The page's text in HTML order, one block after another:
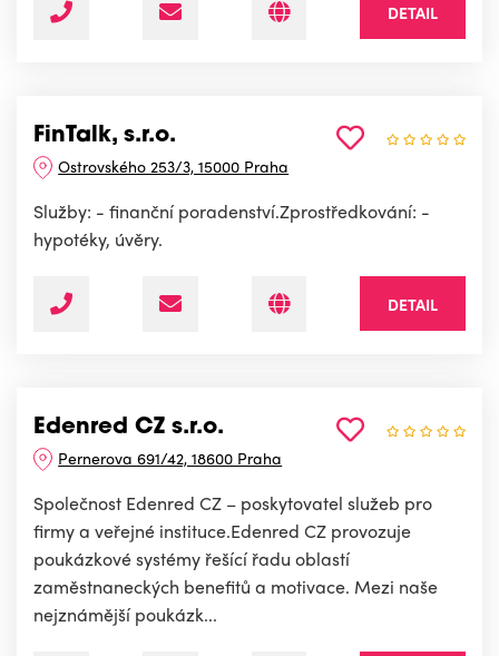
DETAIL
FinTalk, s.r.o.
Ostrovského 253/3, 15000 Praha
Služby: - finanční poradenství.Zprostředkování: -
hypotéky, úvěry.
DETAIL
Edenred CZ s.r.o.
Pernerova 691/42, 18600 Praha
Společnost Edenred CZ – poskytovatel služeb pro
firmy a veřejné instituce.Edenred CZ provozuje
poukázkové systémy řešící řadu oblastí
zaměstnaneckých benefitů a motivace. Mezi naše
nejznámější poukázk...